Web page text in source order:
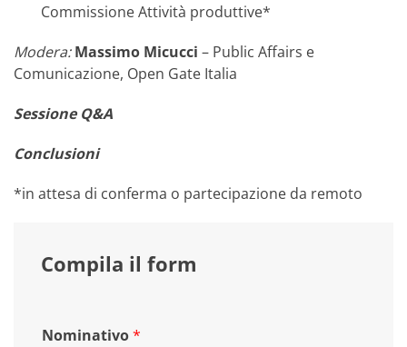
Commissione Attività produttive*
Modera:Massimo Micucci – Public Affairs e
Comunicazione, Open Gate Italia
Sessione Q&A
Conclusioni
*in attesa di conferma o partecipazione da remoto
Compila il form
Nominativo*